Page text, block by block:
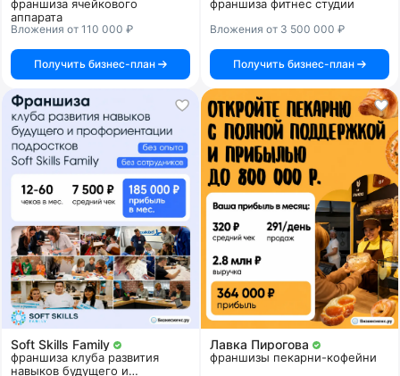
франшиза ячейкового
аппарата
Вложения от 110 000 ₽
Получить бизнес-план
франшиза фитнес студии
Вложения от 3 500 000 ₽
Получить бизнес-план
Soft Skills Family
франшиза клуба развития
навыков будущего и
Лавка Пирогова
франшизы пекарни-кофейни